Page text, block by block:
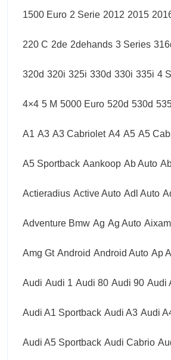
1500 Euro 2 Serie 2012 2015
220 C 2de 2dehands 3 Series
320d 320i 325i 330d 330i 335i 4
4×4 5 M 5000 Euro 520d 530d
A1 A3 A3 Cabriolet A4 A5 A5
A5 Sportback Aankoop Ab Auto
Actieradius Active Auto Adl Auto
Adventure Bmw Ag Ag Auto Aixam
Amg Gt Android Android Auto Ap
Audi Audi 1 Audi 80 Audi 90 Audi
Audi A1 Sportback Audi A3 Audi
Audi A5 Sportback Audi Cabrio